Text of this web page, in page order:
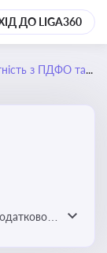
ДО LIGA360
з ПДФО та ЄСВ